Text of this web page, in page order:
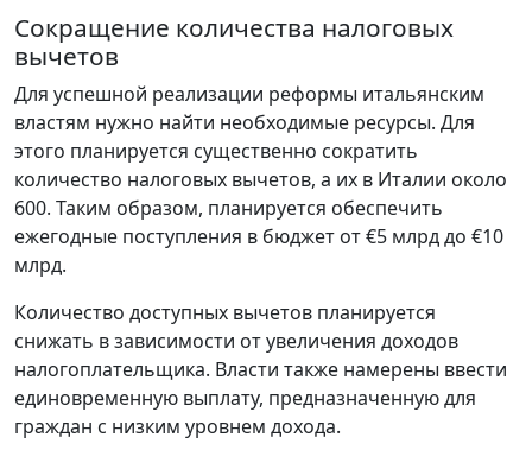
Сокращение количества налоговых
вычетов
Для успешной реализации реформы итальянским
властям нужно найти необходимые ресурсы. Для
этого планируется существенно сократить
количество налоговых вычетов, а их в Италии около
600. Таким образом, планируется обеспечить
ежегодные поступления в бюджет от €5 млрд до €10
млрд.
Количество доступных вычетов планируется
снижать в зависимости от увеличения доходов
налогоплательщика. Власти также намерены ввести
единовременную выплату, предназначенную для
граждан с низким уровнем дохода.